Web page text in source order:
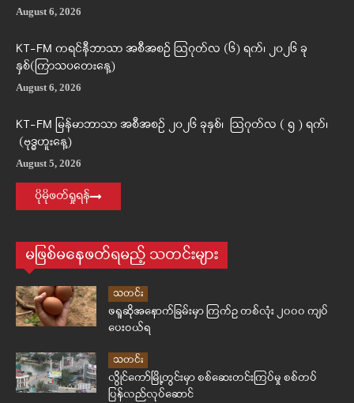
August 6, 2026
KT-FM ကရင်နီဘာသာ အစီအစဉ် ဩဂုတ်လ (၆) ရက်၊ ၂၀၂၆ ခု
နှစ်(ကြာသပတေးနေ့)
August 6, 2026
KT-FM မြန်မာဘာသာ အစီအစဉ် ၂၀၂၆ ခုနှစ်၊ ဩဂုတ်လ ( ၅ ) ရက်၊
(ဗုဒ္ဓဟူးနေ့)
August 5, 2026
ပိုမိုဖတ်ရှုရန်
မဖြစ်မနေဖတ်ရမည့် သတင်းများ
သတင်း
ဖရူဆိုအနောက်ခြမ်းမှာ ကြက်ဥ တစ်လုံး ၂၀၀၀ ကျပ်
ပေးဝယ်ရ
သတင်း
လွိုင်ကော်မြို့တွင်းမှာ စစ်ဆေးတင်းကြပ်မှု စစ်တပ်
ပြန်လည်လုပ်ဆောင်